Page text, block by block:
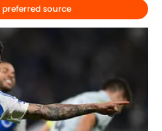
preferred source